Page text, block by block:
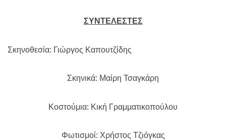
ΣΥΝΤΕΛΕΣΤΕΣ
Σκηνοθεσία: Γιώργος Καπουτζίδης
Σκηνικά: Μαίρη Τσαγκάρη
Κοστούμια: Κική Γραμματικοπούλου
Φωτισμοί: Χρήστος Τζιόγκας